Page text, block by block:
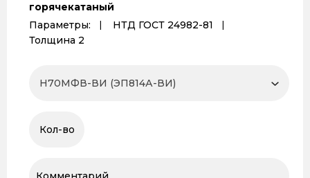
горячекатаный
Параметры:
НТД ГОСТ 24982-81
Толщина 2